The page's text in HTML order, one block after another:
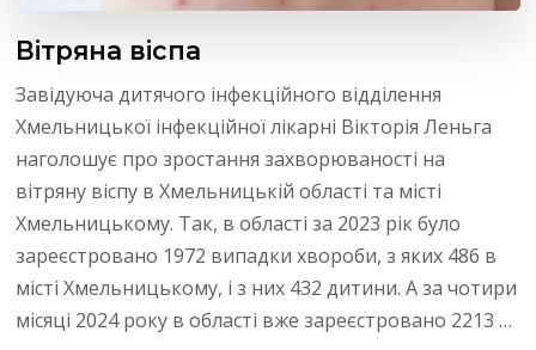
Вітряна віспа
Завідуюча дитячого інфекційного відділення
Хмельницької інфекційної лікарні Вікторія Леньга
наголошує про зростання захворюваності на
вітряну віспу в Хмельницькій області та місті
Хмельницькому. Так, в області за 2023 рік було
зареєстровано 1972 випадки хвороби, з яких 486 в
місті Хмельницькому, і з них 432 дитини. А за чотири
місяці 2024 року в області вже зареєстровано 2213 …